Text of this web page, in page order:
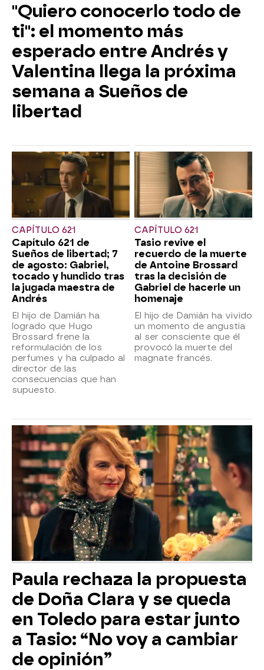
"Quiero conocerlo todo de
ti": el momento más
esperado entre Andrés y
Valentina llega la próxima
semana a Sueños de
libertad
CAPÍTULO 621
Capítulo 621 de
Sueños de libertad; 7
de agosto: Gabriel,
tocado y hundido tras
la jugada maestra de
Andrés
El hijo de Damián ha
logrado que Hugo
Brossard frene la
reformulación de los
perfumes y ha culpado al
director de las
consecuencias que han
supuesto.
CAPÍTULO 621
Tasio revive el
recuerdo de la muerte
de Antoine Brossard
tras la decisión de
Gabriel de hacerle un
homenaje
El hijo de Damián ha vivido
un momento de angustia
al ser consciente que él
provocó la muerte del
magnate francés.
Paula rechaza la propuesta
de Doña Clara y se queda
en Toledo para estar junto
a Tasio: “No voy a cambiar
de opinión”